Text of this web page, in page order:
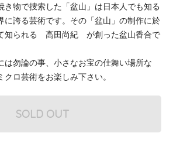
き物で捜索した「盆山」は日本人でも知る
に誇る芸術です。その「盆山」の制作に於
知られる 高田尚紀 が創った盆山香合で
は勿論の事、小さなお宝の仕舞い場所な
ロ芸術をお楽しみ下さい。
SOLD OUT